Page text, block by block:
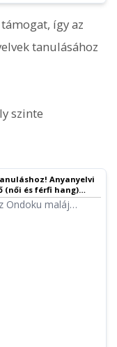
így az
tanulásához
szinte
Anyanyelvi
(női és férfi hang)
Ondoku maláj